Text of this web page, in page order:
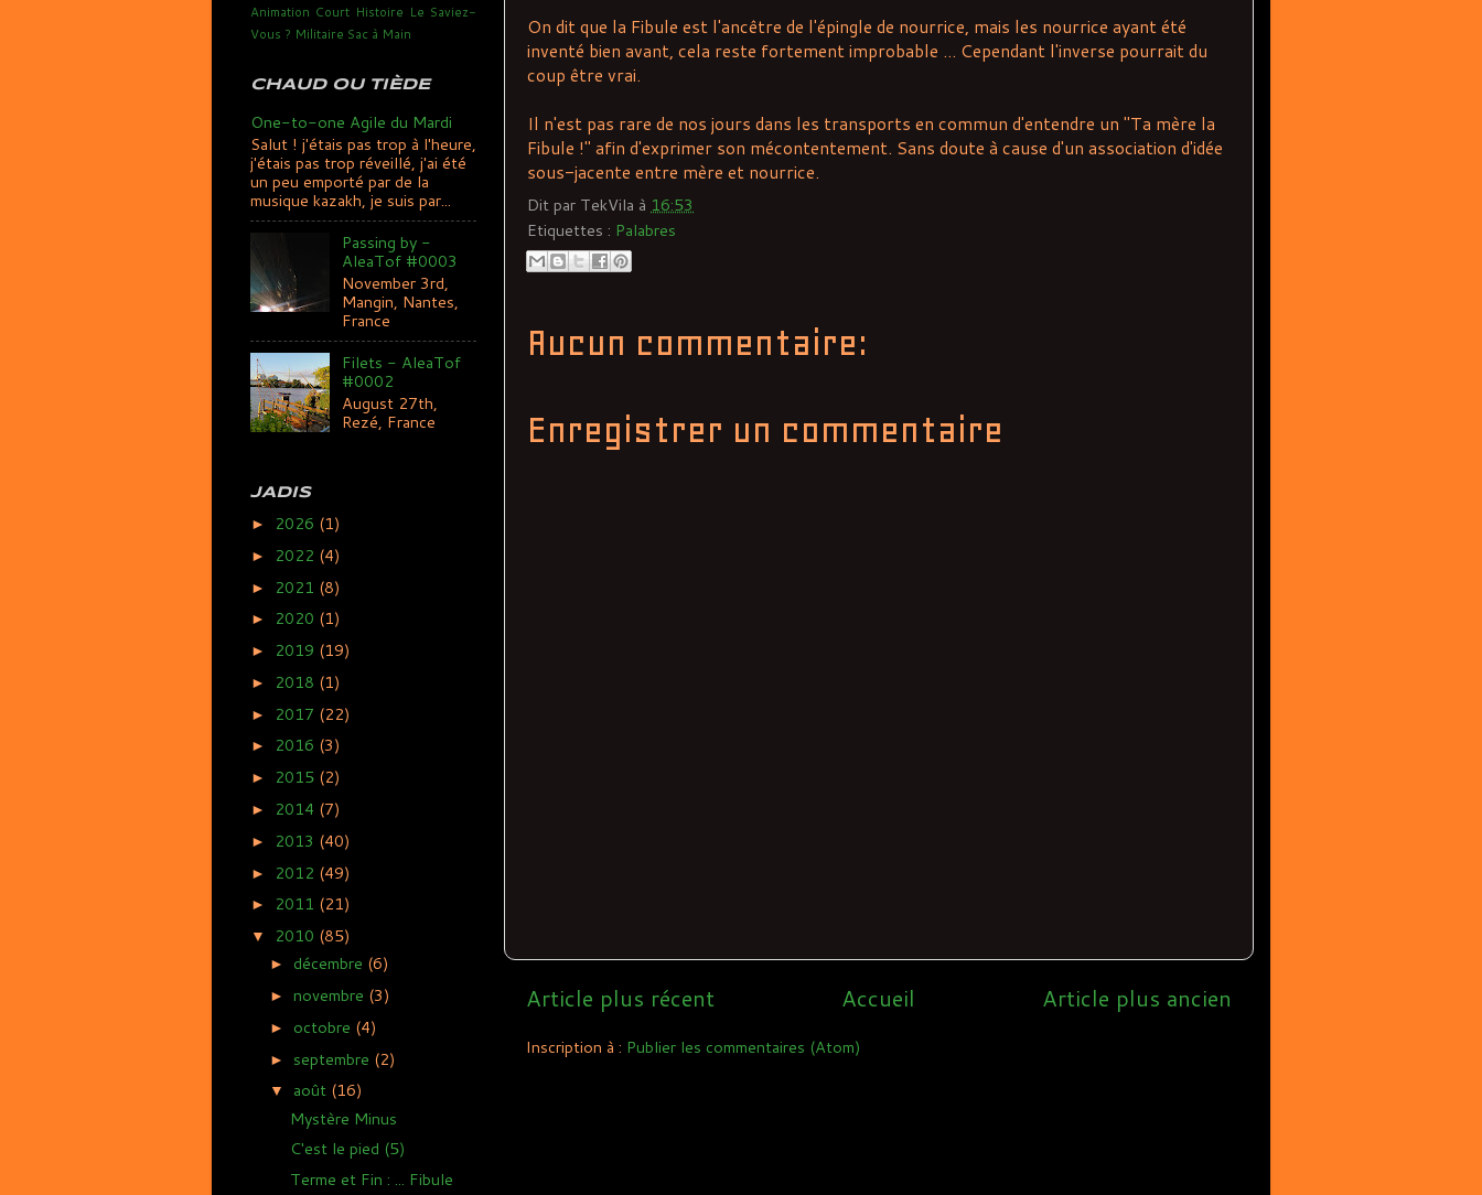
On dit que la Fibule est l'ancêtre de l'épingle de nourrice, mais les nourrice ayant été
inventé bien avant, cela reste fortement improbable ... Cependant l'inverse pourrait du
coup être vrai.
Il n'est pas rare de nos jours dans les transports en commun d'entendre un "Ta mère la
Fibule !" afin d'exprimer son mécontentement. Sans doute à cause d'un association d'idée
sous-jacente entre mère et nourrice.
Dit par TekVila à 16:53
Etiquettes : Palabres
Aucun commentaire:
Enregistrer un commentaire
Article plus récent Article plus ancien
Accueil
Inscription à : Publier les commentaires (Atom)
Animation Court Histoire Le Saviez-
Vous ? Militaire Sac à Main
CHAUD OU TIÈDE
One-to-one Agile du Mardi
Salut ! j'étais pas trop à l'heure,
j'étais pas trop réveillé, j'ai été
un peu emporté par de la
musique kazakh, je suis par...
Passing by -
AleaTof #0003
November 3rd,
Mangin, Nantes,
France
Filets - AleaTof
#0002
August 27th,
Rezé, France
JADIS
► 2026 (1)
► 2022 (4)
► 2021 (8)
► 2020 (1)
► 2019 (19)
► 2018 (1)
► 2017 (22)
► 2016 (3)
► 2015 (2)
► 2014 (7)
► 2013 (40)
► 2012 (49)
► 2011 (21)
▼ 2010 (85)
► décembre (6)
►novembre (3)
► octobre (4)
► septembre (2)
▼ août (16)
Mystère Minus
C'est le pied (5)
Terme et Fin : ... Fibule